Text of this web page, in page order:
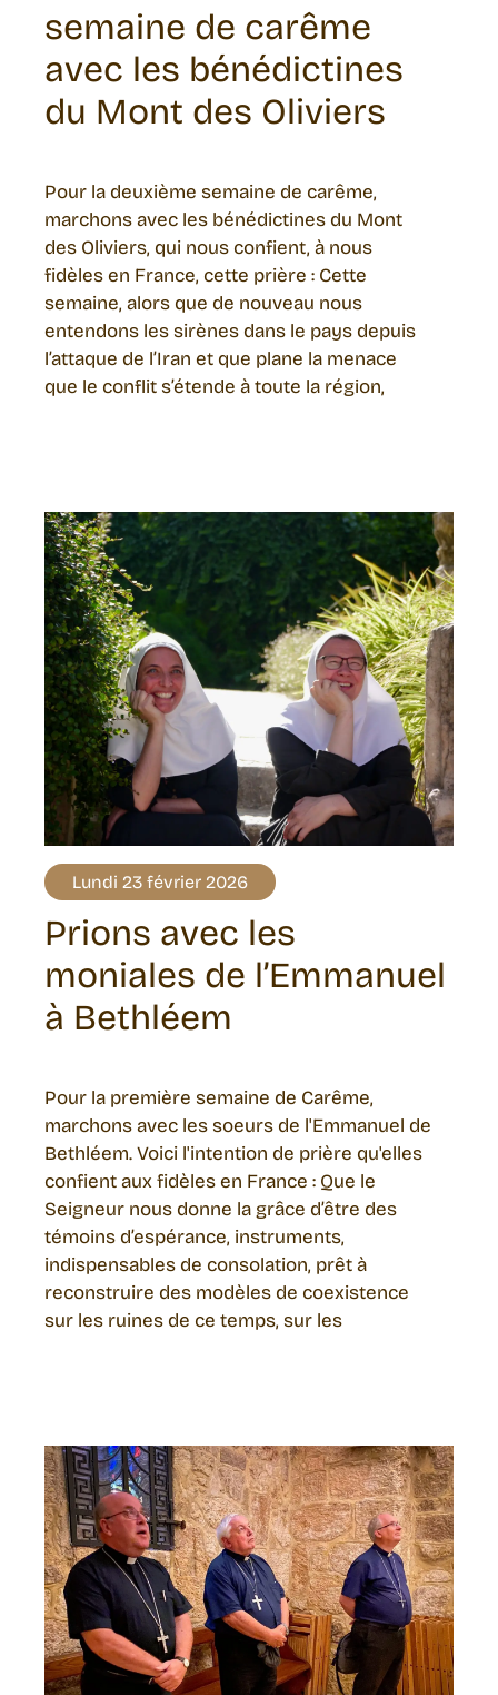
semaine de carême
avec les bénédictines
du Mont des Oliviers
Pour la deuxième semaine de carême,
marchons avec les bénédictines du Mont
des Oliviers, qui nous confient, à nous
fidèles en France, cette prière : Cette
semaine, alors que de nouveau nous
entendons les sirènes dans le pays depuis
l’attaque de l’Iran et que plane la menace
que le conflit s’étende à toute la région,
Lundi 23 février 2026
Prions avec les
moniales de l’Emmanuel
à Bethléem
Pour la première semaine de Carême,
marchons avec les soeurs de l'Emmanuel de
Bethléem. Voici l'intention de prière qu'elles
confient aux fidèles en France : Que le
Seigneur nous donne la grâce d’être des
témoins d’espérance, instruments,
indispensables de consolation, prêt à
reconstruire des modèles de coexistence
sur les ruines de ce temps, sur les